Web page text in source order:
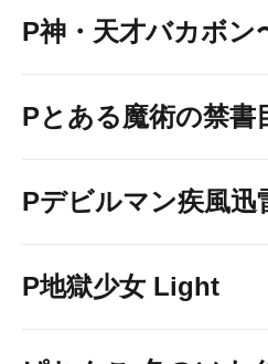
P神・天才バカボン
Pとある魔術の禁
Pデビルマン疾風迅
P地獄少女 Light